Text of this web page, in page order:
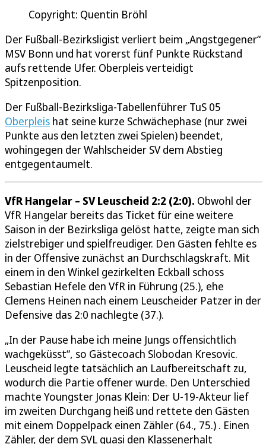
Copyright: Quentin Bröhl
Der Fußball-Bezirksligist verliert beim „Angstgegener“
MSV Bonn und hat vorerst fünf Punkte Rückstand
aufs rettende Ufer. Oberpleis verteidigt
Spitzenposition.
Der Fußball-Bezirksliga-Tabellenführer TuS 05
Oberpleis hat seine kurze Schwächephase (nur zwei
Punkte aus den letzten zwei Spielen) beendet,
wohingegen der Wahlscheider SV dem Abstieg
entgegentaumelt.
VfR Hangelar – SV Leuscheid 2:2 (2:0). Obwohl der
VfR Hangelar bereits das Ticket für eine weitere
Saison in der Bezirksliga gelöst hatte, zeigte man sich
zielstrebiger und spielfreudiger. Den Gästen fehlte es
in der Offensive zunächst an Durchschlagskraft. Mit
einem in den Winkel gezirkelten Eckball schoss
Sebastian Hefele den VfR in Führung (25.), ehe
Clemens Heinen nach einem Leuscheider Patzer in der
Defensive das 2:0 nachlegte (37.).
„In der Pause habe ich meine Jungs offensichtlich
wachgeküsst“, so Gästecoach Slobodan Kresovic.
Leuscheid legte tatsächlich an Laufbereitschaft zu,
wodurch die Partie offener wurde. Den Unterschied
machte Youngster Jonas Klein: Der U-19-Akteur lief
im zweiten Durchgang heiß und rettete den Gästen
mit einem Doppelpack einen Zähler (64., 75.) . Einen
Zähler, der dem SVL quasi den Klassenerhalt